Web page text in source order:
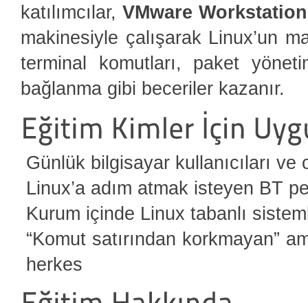
katılımcılar, VMware Workstation
makinesiyle çalışarak Linux’un
terminal komutları, paket
bağlanma gibi beceriler kazanır.
Günlük bilgisayar kullanıcıları ve
Linux’a adım atmak isteyen BT
Kurum içinde Linux tabanlı
“Komut satırından korkmayan”
herkes